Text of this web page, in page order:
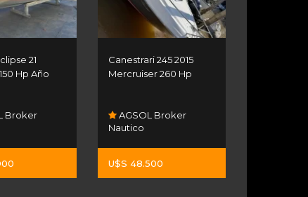
21
Hp Año
Broker
Canestrari 245 2015
Mercruiser 260 Hp
AGSOL Broker
Nautico
U$S 48.500